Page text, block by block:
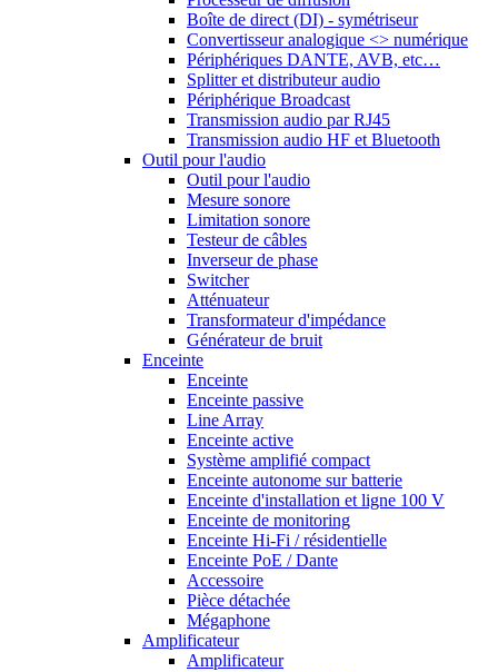
Boîte de direct (DI) - symétriseur
Convertisseur analogique <> numérique
Périphériques DANTE, AVB, etc…
Splitter et distributeur audio
Périphérique Broadcast
Transmission audio par RJ45
Transmission audio HF et Bluetooth
Outil pour l'audio
Outil pour l'audio
Mesure sonore
Limitation sonore
Testeur de câbles
Inverseur de phase
Switcher
Atténuateur
Transformateur d'impédance
Générateur de bruit
Enceinte
Enceinte
Enceinte passive
Line Array
Enceinte active
Système amplifié compact
Enceinte autonome sur batterie
Enceinte d'installation et ligne 100 V
Enceinte de monitoring
Enceinte Hi-Fi / résidentielle
Enceinte PoE / Dante
Accessoire
Pièce détachée
Mégaphone
Amplificateur
Amplificateur